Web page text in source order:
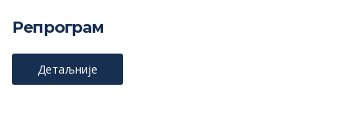
Репрограм
Детаљније